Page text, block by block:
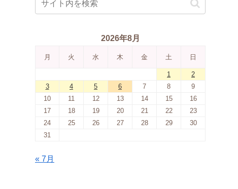
2026年8月
月 火 水 木 金 土 日
1
2
3
4 5 6 7 8
9
10
11 12 13 14 15
16
17
18 19 20 21 22
23
24
25 26 27 28 29
30
31
« 7月